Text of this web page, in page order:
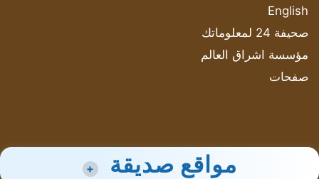
English
صحيفة 24 لمعلوماتك
مؤسسة اشراق العالم
صفحات
مواقع صديقة +